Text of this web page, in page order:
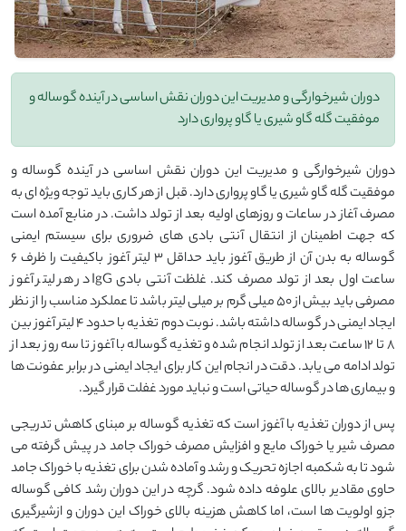
دوران شیرخوارگی و مدیریت این دوران نقش اساسی در آینده گوساله و
موفقیت گله گاو شیری یا گاو پرواری دارد
دوران شیرخوارگی و مدیریت این دوران نقش اساسی در آینده گوساله و
موفقیت گله گاو شیری یا گاو پرواری دارد. قبل از هر کاری باید توجه ویژه ای به
مصرف آغاز در ساعات و روزهای اولیه بعد از تولد داشت. در منابع آمده است
که جهت اطمینان از انتقال آنتی بادی های ضروری برای سیستم ایمنی
گوساله به بدن آن از طریق آغوز باید حداقل 3 لیتر آغوز باکیفیت را ظرف 6
ساعت اول بعد از تولد مصرف کند. غلظت آنتی بادی IgG در هر لیتر آغوز
مصرفی باید بیش از 50 میلی گرم بر میلی لیتر باشد تا عملکرد مناسب را از نظر
ایجاد ایمنی در گوساله داشته باشد. نوبت دوم تغذیه با حدود 4 لیتر آغوز بین
8 تا 12 ساعت بعد از تولد انجام شده و تغذیه گوساله با آغوز تا سه روز بعد از
تولد ادامه می یابد. دقت در انجام این کار برای ایجاد ایمنی در برابر عفونت ها
و بیماری ها در گوساله حیاتی است و نباید مورد غفلت قرار گیرد.
پس از دوران تغذیه با آغوز است که تغذیه گوساله بر مبنای کاهش تدریجی
مصرف شیر یا خوراک مایع و افزایش مصرف خوراک جامد در پیش گرفته می
شود تا به شکمبه اجازه تحریک و رشد و آماده شدن برای تغذیه با خوراک جامد
حاوی مقادیر بالای علوفه داده شود. گرچه در این دوران رشد کافی گوساله
جزو اولویت ها است، اما کاهش هزینه بالای خوراک این دوران و ازشیرگیری